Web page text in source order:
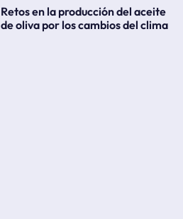
Retos en la producción del aceite
de oliva por los cambios del clima